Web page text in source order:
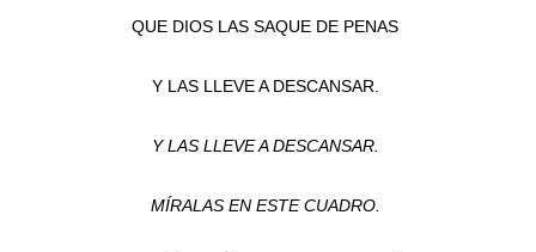
QUE DIOS LAS SAQUE DE PENAS
Y LAS LLEVE A DESCANSAR.
Y LAS LLEVE A DESCANSAR.
MÍRALAS EN ESTE CUADRO.